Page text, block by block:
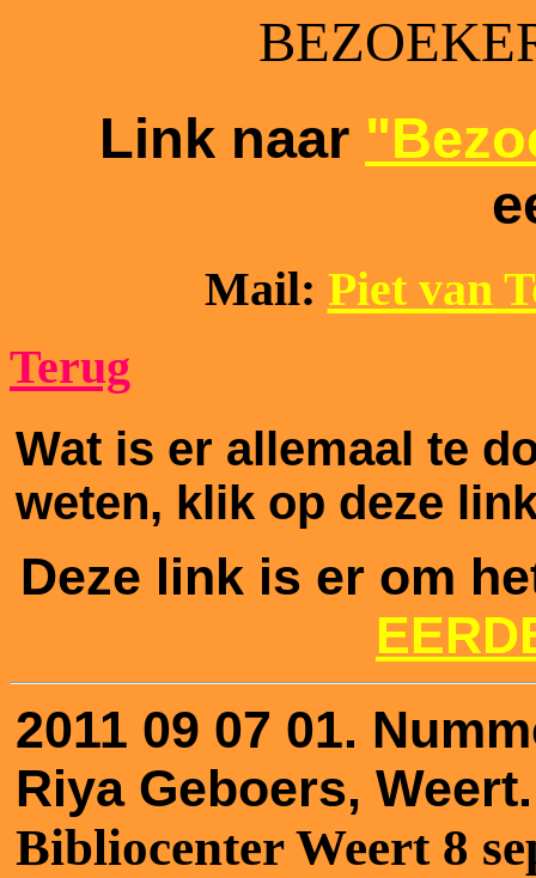
Link naar
Mail: Piet van
Terug
Wat is er allemaal te
weten, klik op deze
Deze link is er om
2011 09 07 01.
Riya Geboers,
Bibliocenter Weert 8